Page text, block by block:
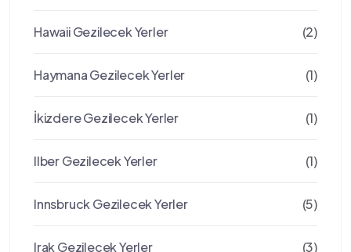
Hawaii Gezilecek Yerler (2)
Haymana Gezilecek Yerler (1)
İkizdere Gezilecek Yerler (1)
Ilber Gezilecek Yerler (1)
Innsbruck Gezilecek Yerler (5)
Irak Gezilecek Yerler (3)